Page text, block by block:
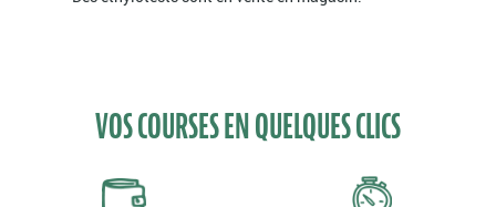
VOS COURSES EN QUELQUES CLICS